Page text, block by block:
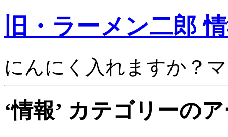
旧・ラーメン二郎
にんにく入れますか？
‘情報’ カテゴリーの